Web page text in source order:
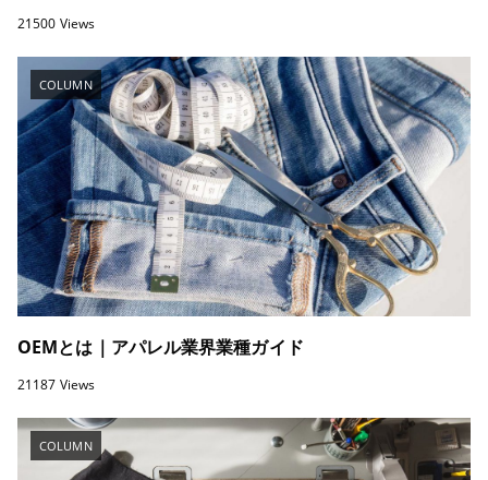
21500 Views
COLUMN
OEMとは｜アパレル業界業種ガイド
21187 Views
COLUMN